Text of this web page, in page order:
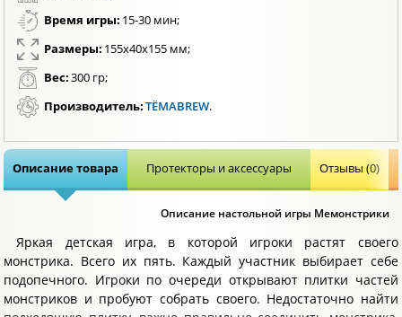
Время игры: 15-30 мин;
Размеры: 155x40x155 мм;
Вес:300 гр;
Производитель:ТЁМАBREW.
Описание товара Протекторы и аксессуары Отзывы (0)
Описание настольной игры Мемонстрики
Яркая детская игра, в которой игроки растят своего
монстрика. Всего их пять. Каждый участник выбирает себе
подопечного. Игроки по очереди открывают плитки частей
монстриков и пробуют собрать своего. Недостаточно найти